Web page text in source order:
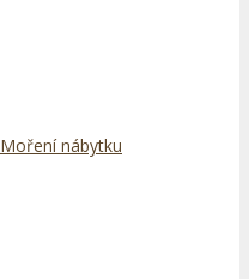
Moření nábytku